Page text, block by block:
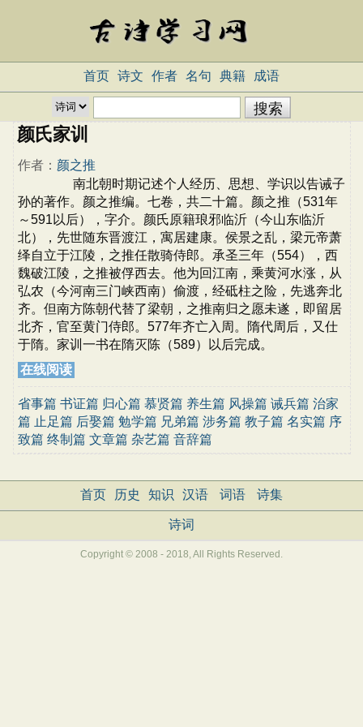
首页 诗文 作者 名句 典籍 成语
颜氏家训
作者： 颜之推
南北朝时期记述个人经历、思想、学识以告诫子
孙的著作。颜之推编。七卷，共二十篇。颜之推（531年
～591以后），字介。颜氏原籍琅邪临沂（今山东临沂
北），先世随东晋渡江，寓居建康。侯景之乱，梁元帝萧
绎自立于江陵，之推任散骑侍郎。承圣三年（554），西
魏破江陵，之推被俘西去。他为回江南，乘黄河水涨，从
弘农（今河南三门峡西南）偷渡，经砥柱之险，先逃奔北
齐。但南方陈朝代替了梁朝，之推南归之愿未遂，即留居
北齐，官至黄门侍郎。577年齐亡入周。隋代周后，又仕
于隋。家训一书在隋灭陈（589）以后完成。
在线阅读
省事篇 书证篇 归心篇 慕贤篇 养生篇 风操篇 诫兵篇 治家
篇 止足篇 后娶篇 勉学篇 兄弟篇 涉务篇 教子篇 名实篇 序
致篇 终制篇 文章篇 杂艺篇 音辞篇
首页 历史 知识 汉语 词语 诗集
诗词
Copyright © 2008 - 2018, All Rights Reserved.